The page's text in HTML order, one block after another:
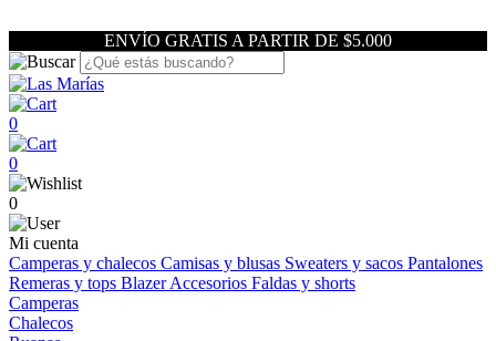
ENVÍO GRATIS A PARTIR DE $5.000
0
0
0
Mi cuenta
Camperas y chalecos Camisas y blusas Sweaters y sacos Pantalones
Remeras y tops BlazerAccesorios Faldas y shorts
Camperas
Chalecos